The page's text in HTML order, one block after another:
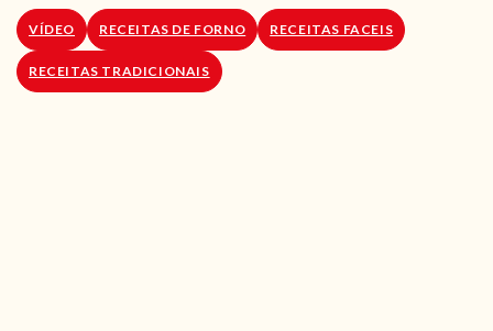
SOBRE NÓS
LOJA ONLINE
VÍDEO RECEITAS DE FORNO RECEITAS FACEIS
RECEITAS TRADICIONAIS